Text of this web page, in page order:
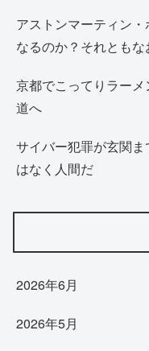
アストンマーティン
なるのか？それともな
京都でこってりラー
道へ
サイバー犯罪が玄関
はなく人間だ
2026年6月
2026年5月